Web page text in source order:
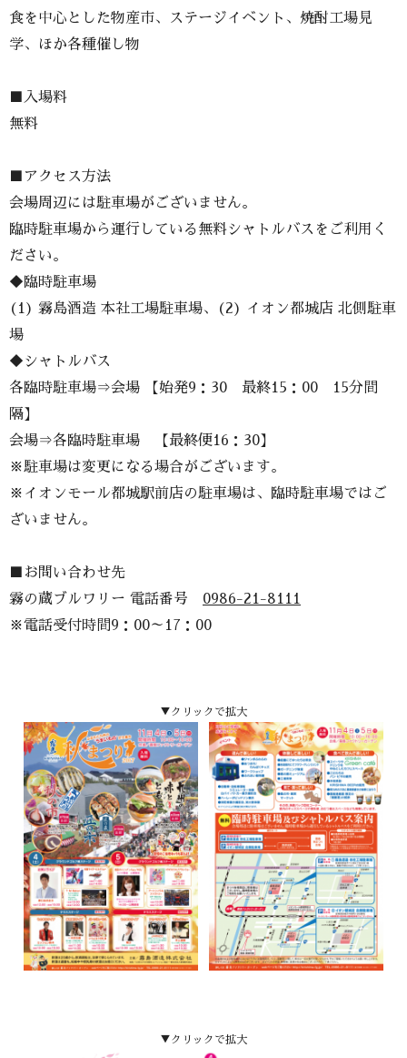
食を中心とした物産市、ステージイベント、焼酎工場見
学、ほか各種催し物
■入場料
無料
■アクセス方法
会場周辺には駐車場がございません。
臨時駐車場から運行している無料シャトルバスをご利用く
ださい。
◆臨時駐車場
(1) 霧島酒造 本社工場駐車場、(2) イオン都城店 北側駐車
場
◆シャトルバス
各臨時駐車場⇒会場 【始発9：30 最終15：00 15分間
隔】
会場⇒各臨時駐車場 【最終便16：30】
※駐車場は変更になる場合がございます。
※イオンモール都城駅前店の駐車場は、臨時駐車場ではご
ざいません。
■お問い合わせ先
霧の蔵ブルワリー 電話番号 0986-21-8111
※電話受付時間9：00～17：00
▼クリックで拡大
▼クリックで拡大